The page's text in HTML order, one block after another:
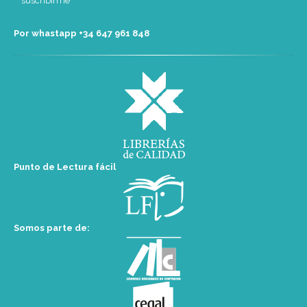
Por whastapp +34 ‭647 961 848‬
Punto de Lectura fácil
Somos parte de: